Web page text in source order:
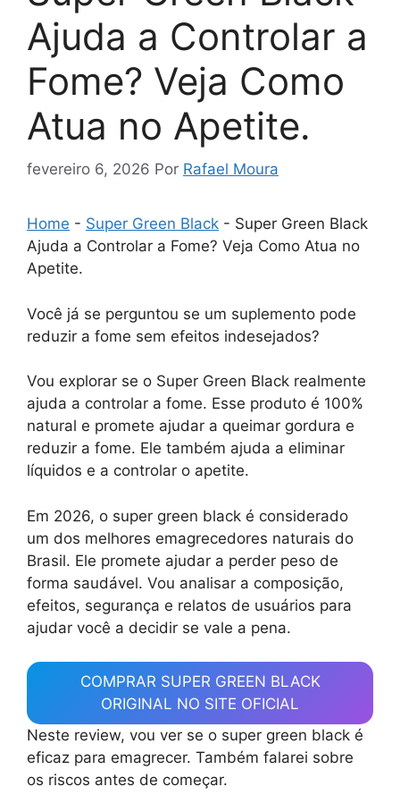
Ajuda a Controlar a
Fome? Veja Como
Atua no Apetite.
fevereiro 6, 2026 Por Rafael Moura
Home - Super Green Black - Super Green Black
Ajuda a Controlar a Fome? Veja Como Atua no
Apetite.
Você já se perguntou se um suplemento pode
reduzir a fome sem efeitos indesejados?
Vou explorar se o Super Green Black realmente
ajuda a controlar a fome. Esse produto é 100%
natural e promete ajudar a queimar gordura e
reduzir a fome. Ele também ajuda a eliminar
líquidos e a controlar o apetite.
Em 2026, o super green black é considerado
um dos melhores emagrecedores naturais do
Brasil. Ele promete ajudar a perder peso de
forma saudável. Vou analisar a composição,
efeitos, segurança e relatos de usuários para
ajudar você a decidir se vale a pena.
COMPRAR SUPER GREEN BLACK
ORIGINAL NO SITE OFICIAL
Neste review, vou ver se o super green black é
eficaz para emagrecer. Também falarei sobre
os riscos antes de começar.